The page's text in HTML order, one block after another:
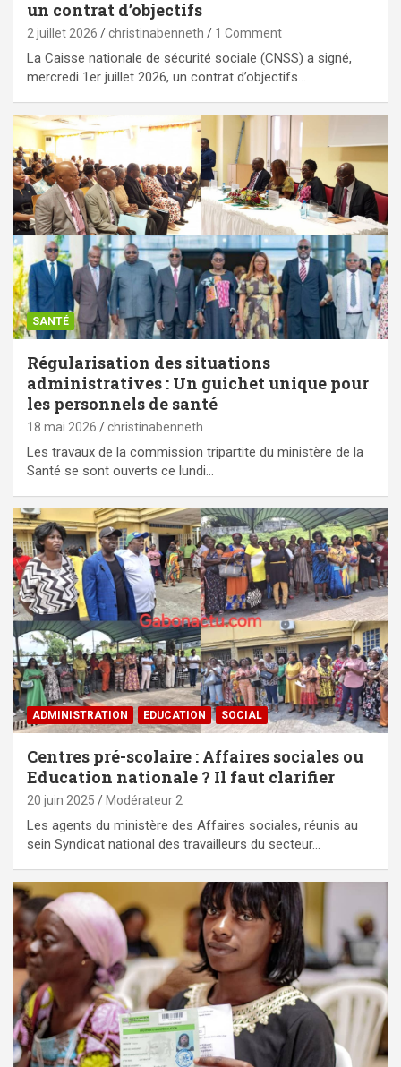
un contrat d’objectifs
2 juillet 2026 christinabenneth 1 Comment
La Caisse nationale de sécurité sociale (CNSS) a signé,
mercredi 1er juillet 2026, un contrat d’objectifs…
SANTÉ
Régularisation des situations
administratives : Un guichet unique pour
les personnels de santé
18 mai 2026 christinabenneth
Les travaux de la commission tripartite du ministère de la
Santé se sont ouverts ce lundi…
ADMINISTRATION EDUCATION SOCIAL
Centres pré-scolaire : Affaires sociales ou
Education nationale ? Il faut clarifier
20 juin 2025 Modérateur 2
Les agents du ministère des Affaires sociales, réunis au
sein Syndicat national des travailleurs du secteur…